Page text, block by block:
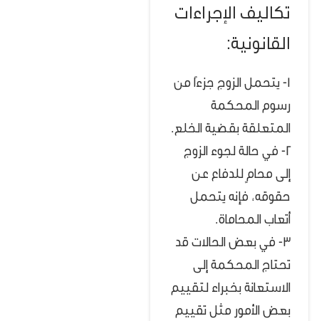
تكاليف الإجراءات
القانونية:
1- يتحمل الزوج جزءًا من
رسوم المحكمة
المتعلقة بقضية الخلع.
2- في حالة لجوء الزوج
إلى محامٍ للدفاع عن
حقوقه، فإنه يتحمل
أتعاب المحاماة.
3- في بعض الحالات قد
تحتاج المحكمة إلى
الاستعانة بخبراء لتقييم
بعض الأمور مثل تقييم